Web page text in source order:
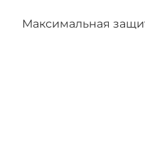
Максимальная